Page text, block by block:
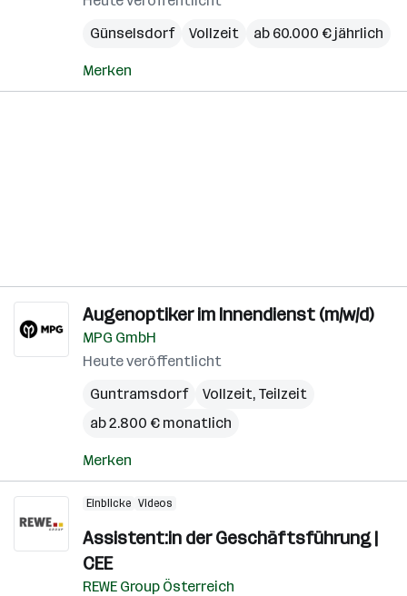
Günselsdorf
Vollzeit ab 60.000 € jährlich
Merken
Augenoptiker im Innendienst (m/w/d)
MPG GmbH
Heute veröffentlicht
Guntramsdorf
Vollzeit, Teilzeit
ab 2.800 € monatlich
Merken
Einblicke Videos
Assistent:in der Geschäftsführung |
CEE
REWE Group Österreich